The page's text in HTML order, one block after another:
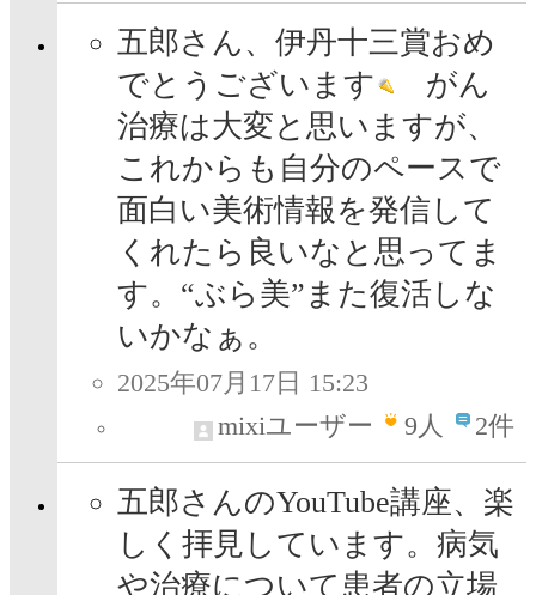
五郎さん、伊丹十三賞おめ
でとうございます
がん
治療は大変と思いますが、
これからも自分のペースで
面白い美術情報を発信して
くれたら良いなと思ってま
す。“ぶら美”また復活しな
いかなぁ。
2025年07月17日 15:23
mixiユーザー
9人 2件
五郎さんのYouTube講座、楽
しく拝見しています。病気
や治療について患者の立場